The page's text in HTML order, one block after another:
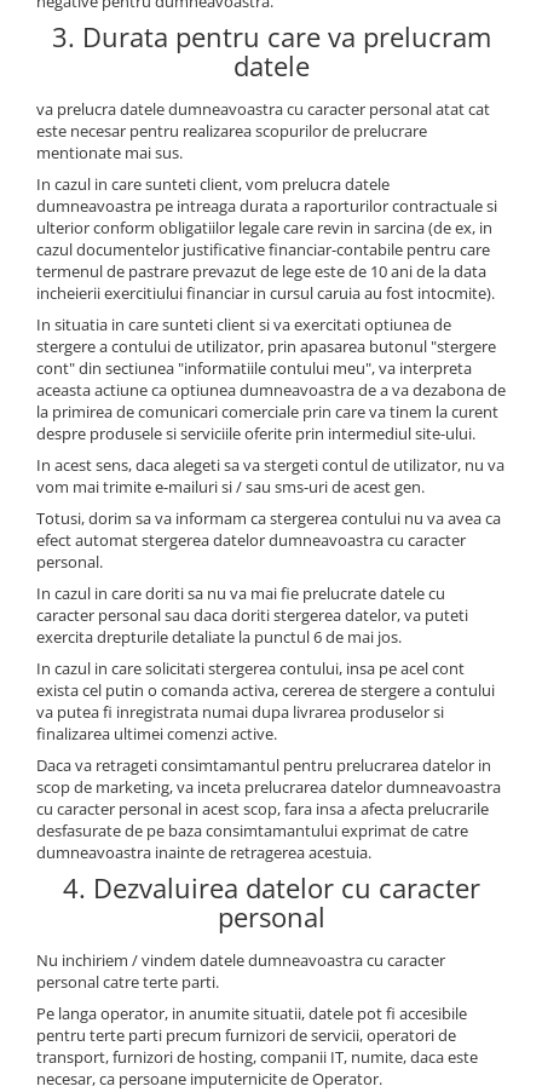
3. Durata pentru care va prelucram
datele
va prelucra datele dumneavoastra cu caracter personal atat cat
este necesar pentru realizarea scopurilor de prelucrare
mentionate mai sus.
In cazul in care sunteti client, vom prelucra datele
dumneavoastra pe intreaga durata a raporturilor contractuale si
ulterior conform obligatiilor legale care revin in sarcina (de ex, in
cazul documentelor justificative financiar-contabile pentru care
termenul de pastrare prevazut de lege este de 10 ani de la data
incheierii exercitiului financiar in cursul caruia au fost intocmite).
In situatia in care sunteti client si va exercitati optiunea de
stergere a contului de utilizator, prin apasarea butonul "stergere
cont" din sectiunea "informatiile contului meu", va interpreta
aceasta actiune ca optiunea dumneavoastra de a va dezabona de
la primirea de comunicari comerciale prin care va tinem la curent
despre produsele si serviciile oferite prin intermediul site-ului.
In acest sens, daca alegeti sa va stergeti contul de utilizator, nu va
vom mai trimite e-mailuri si / sau sms-uri de acest gen.
Totusi, dorim sa va informam ca stergerea contului nu va avea ca
efect automat stergerea datelor dumneavoastra cu caracter
personal.
In cazul in care doriti sa nu va mai fie prelucrate datele cu
caracter personal sau daca doriti stergerea datelor, va puteti
exercita drepturile detaliate la punctul 6 de mai jos.
In cazul in care solicitati stergerea contului, insa pe acel cont
exista cel putin o comanda activa, cererea de stergere a contului
va putea fi inregistrata numai dupa livrarea produselor si
finalizarea ultimei comenzi active.
Daca va retrageti consimtamantul pentru prelucrarea datelor in
scop de marketing, va inceta prelucrarea datelor dumneavoastra
cu caracter personal in acest scop, fara insa a afecta prelucrarile
desfasurate de pe baza consimtamantului exprimat de catre
dumneavoastra inainte de retragerea acestuia.
4. Dezvaluirea datelor cu caracter
personal
Nu inchiriem / vindem datele dumneavoastra cu caracter
personal catre terte parti.
Pe langa operator, in anumite situatii, datele pot fi accesibile
pentru terte parti precum furnizori de servicii, operatori de
transport, furnizori de hosting, companii IT, numite, daca este
necesar, ca persoane imputernicite de Operator.